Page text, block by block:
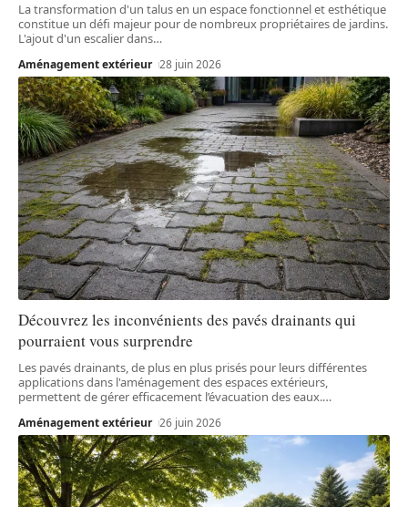
La transformation d'un talus en un espace fonctionnel et esthétique
constitue un défi majeur pour de nombreux propriétaires de jardins.
L'ajout d'un escalier dans…
Aménagement extérieur 28 juin 2026
Découvrez les inconvénients des pavés drainants qui
pourraient vous surprendre
Les pavés drainants, de plus en plus prisés pour leurs différentes
applications dans l'aménagement des espaces extérieurs,
permettent de gérer efficacement l’évacuation des eaux.…
Aménagement extérieur 26 juin 2026